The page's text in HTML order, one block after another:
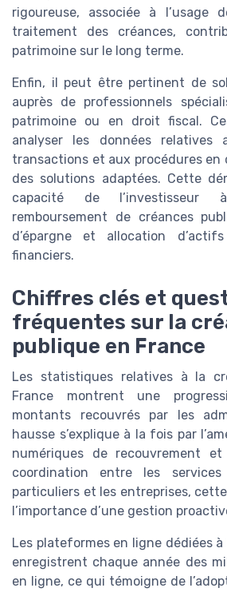
rigoureuse, associée à l’usage
traitement des créances,
patrimoine sur le long terme.
Enfin, il peut être pertinent de
auprès de professionnels
patrimoine ou en droit fiscal.
analyser les données relatives
transactions et aux procédures en
des solutions adaptées. Cette
capacité de l’investisseur
remboursement de créances
d’épargne et allocation
financiers.
Chiffres clés et
fréquentes sur la
publique en France
Les statistiques relatives à la
France montrent une
montants recouvrés par les
hausse s’explique à la fois par
numériques de recouvrement
coordination entre les
particuliers et les entreprises,
l’importance d’une gestion
Les plateformes en ligne dédiées
enregistrent chaque année des
en ligne, ce qui témoigne de